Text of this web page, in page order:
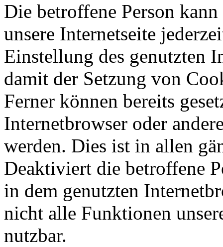
Die betroffene Person
unsere Internetseite
Einstellung des genutzten
damit der Setzung von
Ferner können bereits
Internetbrowser oder
werden. Dies ist in allen
Deaktiviert die betroffene
in dem genutzten
nicht alle Funktionen
nutzbar.